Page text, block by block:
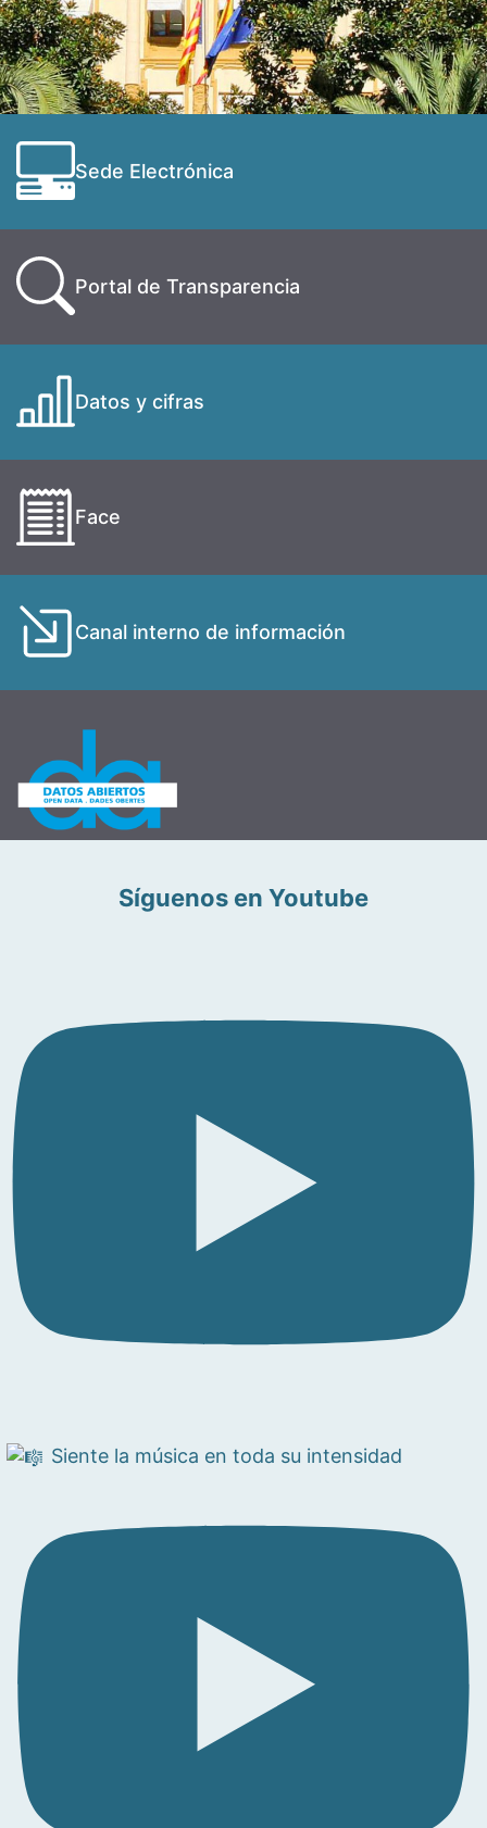
Sede Electrónica
Portal de Transparencia
Datos y cifras
Face
Canal interno de información
Síguenos en Youtube
Siente la música en toda su intensidad